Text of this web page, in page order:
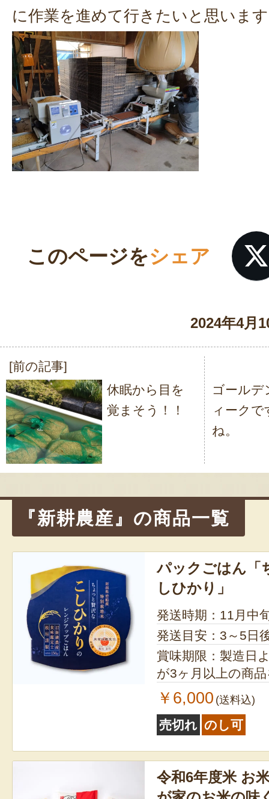
に作業を進めて行きたいと思いま
このページをシェア
2024年4月
投
稿
ナ
ビ
ゲ
ョ
ン
[前の記事]
休眠から目を
覚まそう！！
ゴールデ
ィークで
ね。
『新耕農産』の商品一覧
パックごはん「
しひかり」
発送時期：11月中
発送目安：3～5日
賞味期限：製造日より9
が3ヶ月以上の商
￥6,000 (送料込)
売切れ のし可
令和6年度米 お